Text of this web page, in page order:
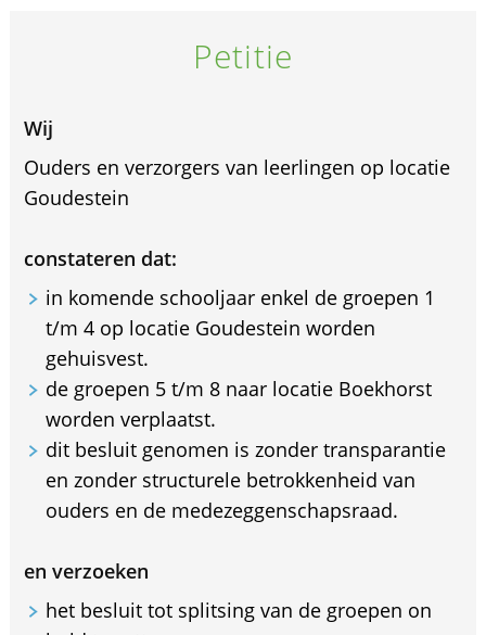
Petitie
Wij
Ouders en verzorgers van leerlingen op locatie
Goudestein
constateren dat:
in komende schooljaar enkel de groepen 1
t/m 4 op locatie Goudestein worden
gehuisvest.
de groepen 5 t/m 8 naar locatie Boekhorst
worden verplaatst.
dit besluit genomen is zonder transparantie
en zonder structurele betrokkenheid van
ouders en de medezeggenschapsraad.
en verzoeken
het besluit tot splitsing van de groepen on